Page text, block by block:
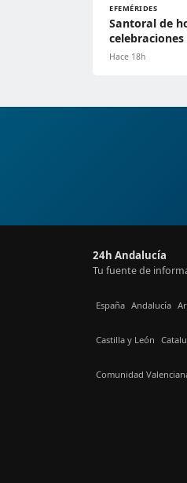
EFEMÉRIDES
Santoral de
Hace 18h
24h Andalucía
Tu fuente de
España Andalucía
Castilla y León
Comunidad